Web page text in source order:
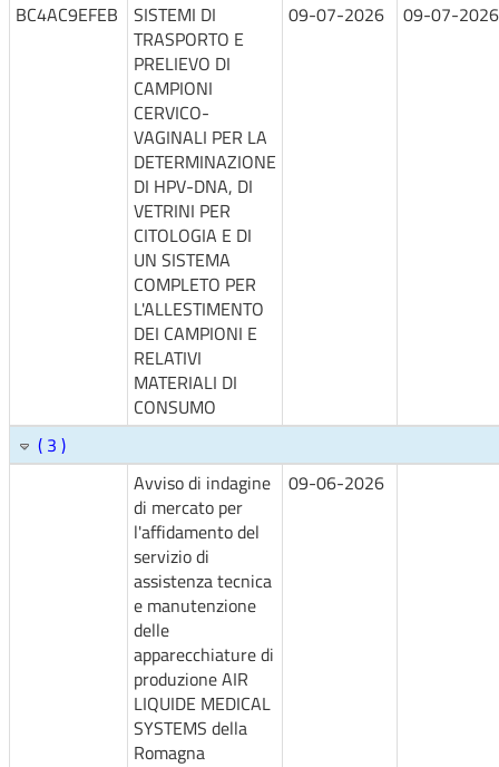
BC4AC9EFEB
SISTEMI DI
TRASPORTO E
PRELIEVO DI
CAMPIONI
CERVICO-
VAGINALI PER LA
DETERMINAZIONE
DI HPV-DNA, DI
VETRINI PER
CITOLOGIA E DI
UN SISTEMA
COMPLETO PER
L'ALLESTIMENTO
DEI CAMPIONI E
RELATIVI
MATERIALI DI
CONSUMO
09-07-2026 09-07-2026
( 3 )
Avviso di indagine
di mercato per
l'affidamento del
servizio di
assistenza tecnica
e manutenzione
delle
apparecchiature di
produzione AIR
LIQUIDE MEDICAL
SYSTEMS della
Romagna
09-06-2026